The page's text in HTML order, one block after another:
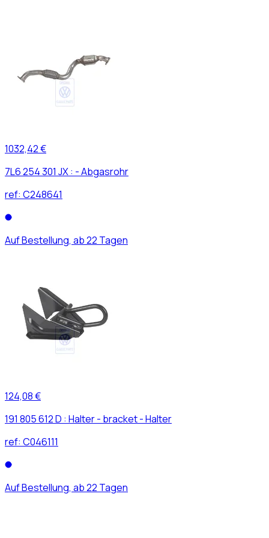
1032,42 €
7L6 254 301 JX : - Abgasrohr
ref: C248641
Auf Bestellung, ab 22 Tagen
124,08 €
191 805 612 D : Halter - bracket - Halter
ref: C046111
Auf Bestellung, ab 22 Tagen